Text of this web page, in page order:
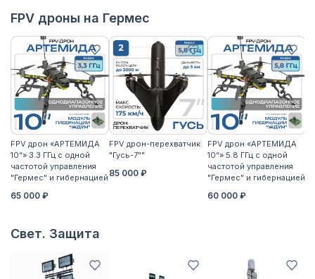
FPV дроны на Гермес
FPV дрон «АРТЕМИДА
10“» 3.3 ГГц с одной
частотой управления
"Гермес" и гибернацией
65 000 ₽
FPV дрон-перехватчик
"Гусь-7""
85 000 ₽
FPV дрон «АРТЕМИДА
10“» 5.8 ГГц с одной
частотой управления
"Гермес" и гибернацией
60 000 ₽
Свет. Защита